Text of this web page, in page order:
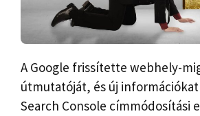
A Google frissítette webhely-
útmutatóját, és új
Search Console címmódosítási